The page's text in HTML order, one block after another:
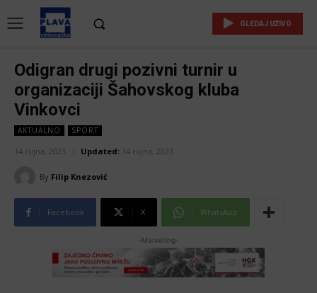
GLEDAJ UŽIVO
Odigran drugi pozivni turnir u
organizaciji Šahovskog kluba
Vinkovci
AKTUALNO SPORT
14 rujna, 2023 Updated: 14 rujna, 2023
By Filip Knezović
Facebook X WhatsApp
-Marketing-